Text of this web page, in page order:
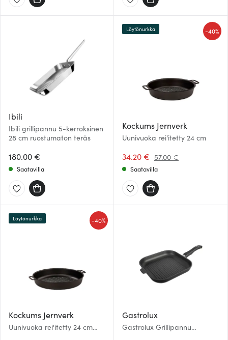
Ibili
Ibili grillipannu 5-kerroksinen
28 cm ruostumaton teräs
180.00 €
Saatavilla
Kockums Jernverk
Uunivuoka rei'itetty 24 cm
34.20 € 57.00 €
-40%
Löytönurkka
Saatavilla
Kockums Jernverk
Uunivuoka rei'itetty 24 cm
-40%
Löytönurkka
Gastrolux
Gastrolux Grillipannu